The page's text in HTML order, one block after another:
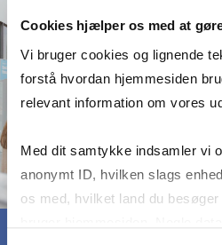
Cookies hjælper os med at
Vi bruger cookies og lignende
forstå hvordan hjemmesiden
relevant information om vores
Med dit samtykke indsamler vi
anonymt ID, hvilken slags
os med, hvilket land du